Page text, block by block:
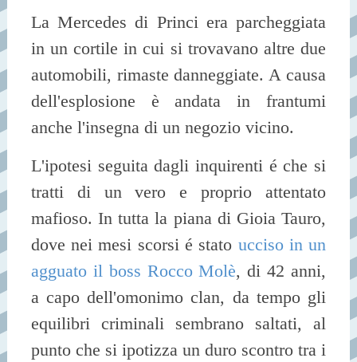
La Mercedes di Princi era parcheggiata
in un cortile in cui si trovavano altre due
automobili, rimaste danneggiate. A causa
dell'esplosione è andata in frantumi
anche l'insegna di un negozio vicino.
L'ipotesi seguita dagli inquirenti é che si
tratti di un vero e proprio attentato
mafioso. In tutta la piana di Gioia Tauro,
dove nei mesi scorsi é stato ucciso in un
agguato il boss Rocco Molè, di 42 anni,
a capo dell'omonimo clan, da tempo gli
equilibri criminali sembrano saltati, al
punto che si ipotizza un duro scontro tra i